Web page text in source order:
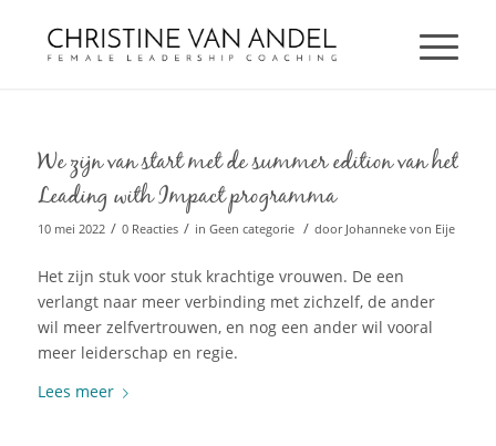
We zijn van start met de summer edition van het
Leading with Impact programma
10 mei 2022 / 0 Reacties / in Geen categorie / door Johanneke von Eije
Het zijn stuk voor stuk krachtige vrouwen. De een
verlangt naar meer verbinding met zichzelf, de ander
wil meer zelfvertrouwen, en nog een ander wil vooral
meer leiderschap en regie.
Lees meer